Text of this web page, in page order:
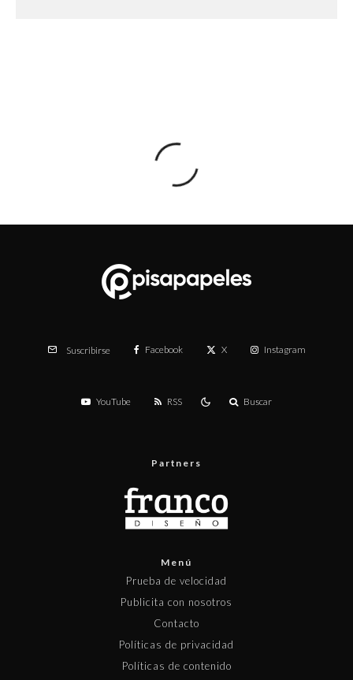
Suscribirse Facebook X Instagram
YouTube RSS Buscar
Partners
Menú
Prueba de velocidad
Publicita con nosotros
Contacto
Políticas de privacidad
Políticas de contenido